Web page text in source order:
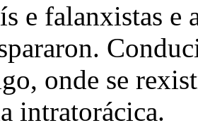
e falanxistas e
onde se
intratorácica.